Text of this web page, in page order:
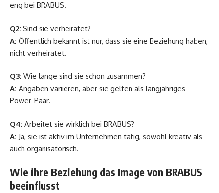
eng bei BRABUS.
Q2: Sind sie verheiratet?
A: Öffentlich bekannt ist nur, dass sie eine Beziehung haben,
nicht verheiratet.
Q3: Wie lange sind sie schon zusammen?
A: Angaben variieren, aber sie gelten als langjähriges
Power-Paar.
Q4: Arbeitet sie wirklich bei BRABUS?
A: Ja, sie ist aktiv im Unternehmen tätig, sowohl kreativ als
auch organisatorisch.
Wie ihre Beziehung das Image von BRABUS
beeinflusst